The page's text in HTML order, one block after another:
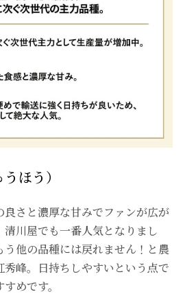
ほう）
さと濃厚な甘みでファンが広が
川屋でも一番人気となりまし
他の品種には戻れません！と農
峰。日持ちしやすいという点で
めです。